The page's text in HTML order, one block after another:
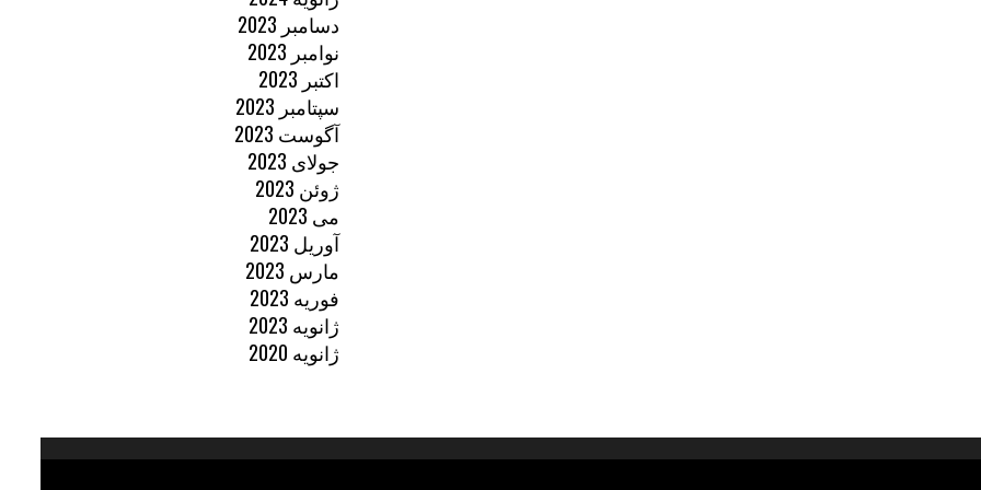
دسامبر 2023
نوامبر 2023
اکتبر 2023
سپتامبر 2023
آگوست 2023
جولای 2023
ژوئن 2023
می 2023
آوریل 2023
مارس 2023
فوریه 2023
ژانویه 2023
ژانویه 2020